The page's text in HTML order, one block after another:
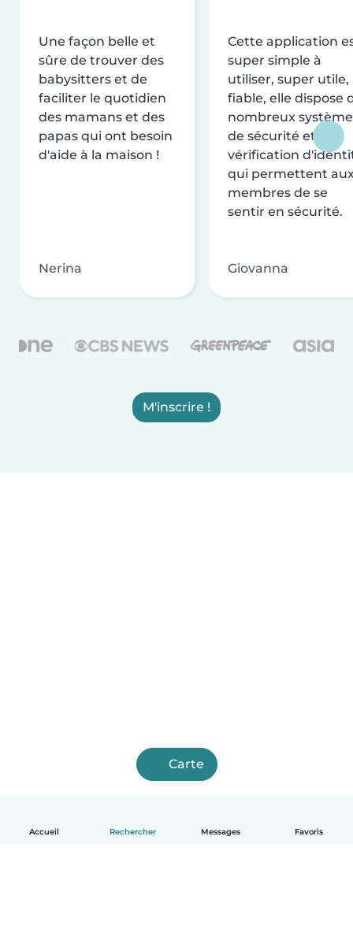
Accueil Rechercher Messages Favoris
Une façon belle et
sûre de trouver des
babysitters et de
faciliter le quotidien
des mamans et des
papas qui ont besoin
d'aide à la maison !
Nerina
Cette application
super simple à
utiliser, super utile,
fiable, elle dispose
nombreux
de sécurité et de
vérification
qui permettent
membres de se
sentir en sécurité.
Giovanna
M'inscrire !
Carte